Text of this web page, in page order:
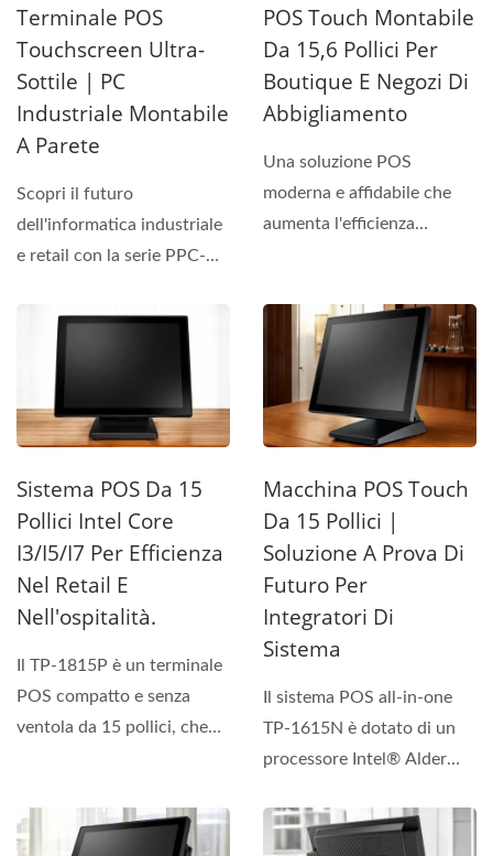
Terminale POS
Touchscreen Ultra-
Sottile | PC
Industriale Montabile
A Parete
Scopri il futuro
dell'informatica industriale
e retail con la serie PPC-
POS Touch Montabile
Da 15,6 Pollici Per
Boutique E Negozi Di
Abbigliamento
Una soluzione POS
moderna e affidabile che
aumenta l'efficienza
Sistema POS Da 15
Pollici Intel Core
I3/i5/i7 Per Efficienza
Nel Retail E
Nell'ospitalità.
Il TP-1815P è un terminale
POS compatto e senza
ventola da 15 pollici, che
Macchina POS Touch
Da 15 Pollici |
Soluzione A Prova Di
Futuro Per
Integratori Di
Sistema
Il sistema POS all-in-one
TP-1615N è dotato di un
processore Intel® Alder